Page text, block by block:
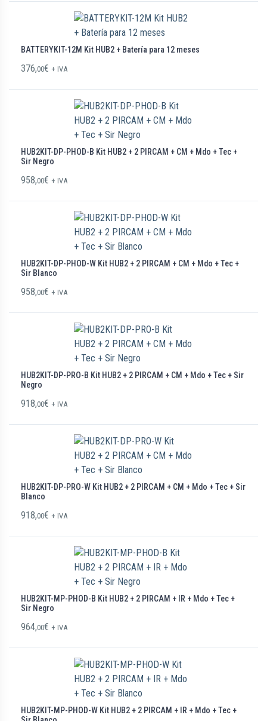
BATTERYKIT-12M Kit HUB2 + Batería para 12 meses
376,00€ + IVA
HUB2KIT-DP-PHOD-B Kit HUB2 + 2 PIRCAM + CM + Mdo + Tec +
Sir Negro
958,00€ + IVA
HUB2KIT-DP-PHOD-W Kit HUB2 + 2 PIRCAM + CM + Mdo + Tec +
Sir Blanco
958,00€ + IVA
HUB2KIT-DP-PRO-B Kit HUB2 + 2 PIRCAM + CM + Mdo + Tec + Sir
Negro
918,00€ + IVA
HUB2KIT-DP-PRO-W Kit HUB2 + 2 PIRCAM + CM + Mdo + Tec + Sir
Blanco
918,00€ + IVA
HUB2KIT-MP-PHOD-B Kit HUB2 + 2 PIRCAM + IR + Mdo + Tec +
Sir Negro
964,00€ + IVA
HUB2KIT-MP-PHOD-W Kit HUB2 + 2 PIRCAM + IR + Mdo + Tec +